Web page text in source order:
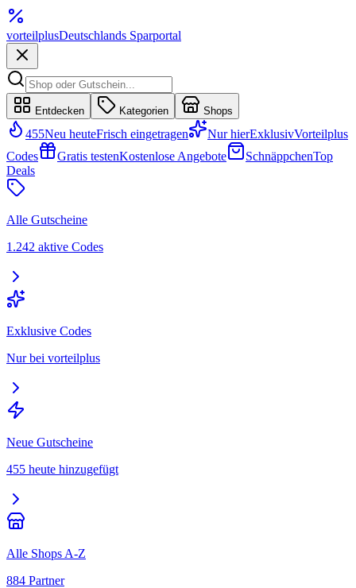
vorteilplusDeutschlands Sparportal
Entdecken Kategorien Shops
455Neu heuteFrisch eingetragen Nur hierExklusivVorteilplus
Codes
Gratis testenKostenlose Angebote SchnäppchenTop
Deals
Alle Gutscheine
1.242 aktive Codes
Exklusive Codes
Nur bei vorteilplus
Neue Gutscheine
455 heute hinzugefügt
Alle Shops A-Z
884 Partner